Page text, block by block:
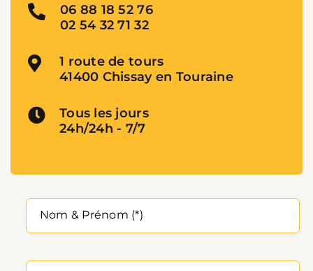
06 88 18 52 76
02 54 32 71 32
1 route de tours
41400 Chissay en Touraine
Tous les jours
24h/24h - 7/7
Nom & Prénom (*)